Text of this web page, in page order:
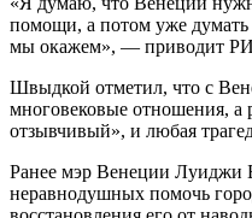
помощи, а потом уже
мы окажем», — приводит
Швыдкой отметил, что с
многовековые отношения, а
отзывчивый», и любая
Ранее мэр Венеции Луиджи
неравнодушных помочь